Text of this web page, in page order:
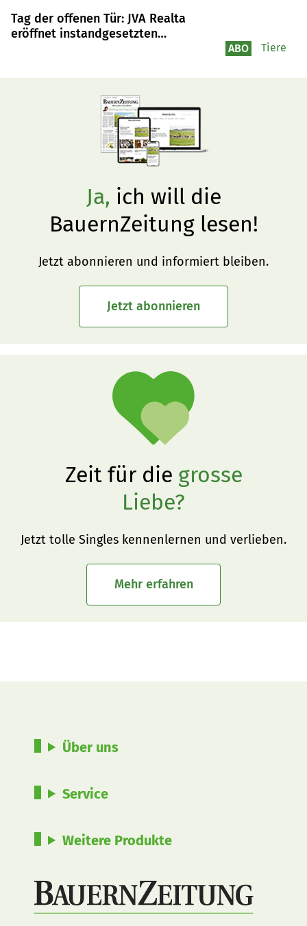
Tag der offenen Tür: JVA Realta
eröffnet instandgesetzten
ABO Tiere
Ja, ich will die
BauernZeitung lesen!
Jetzt abonnieren und informiert bleiben.
Jetzt abonnieren
Zeit für die grosse
Liebe?
Jetzt tolle Singles kennenlernen und verlieben.
Mehr erfahren
Über uns
Service
Weitere Produkte